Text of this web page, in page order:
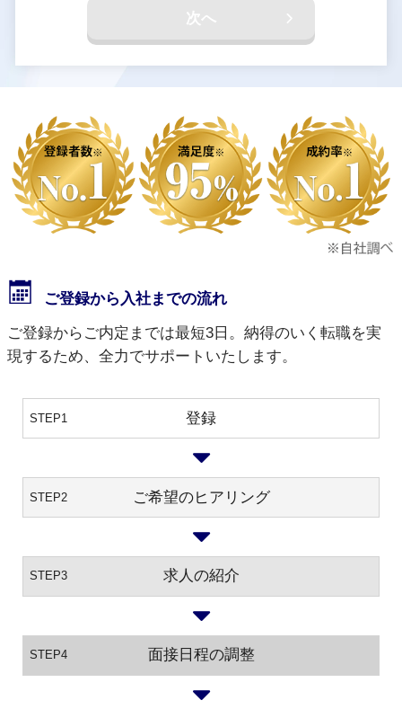
次へ
ご登録から入社までの流れ
ご登録からご内定までは最短3日。納得のいく転職を実
現するため、全力でサポートいたします。
STEP1 登録
STEP2 ご希望のヒアリング
STEP3 求人の紹介
STEP4 面接日程の調整